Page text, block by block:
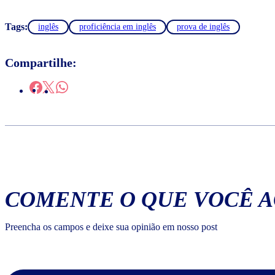
Tags: inglês proficiência em inglês prova de inglês
Compartilhe:
COMENTE O QUE VOCÊ
Preencha os campos e deixe sua opinião em nosso post